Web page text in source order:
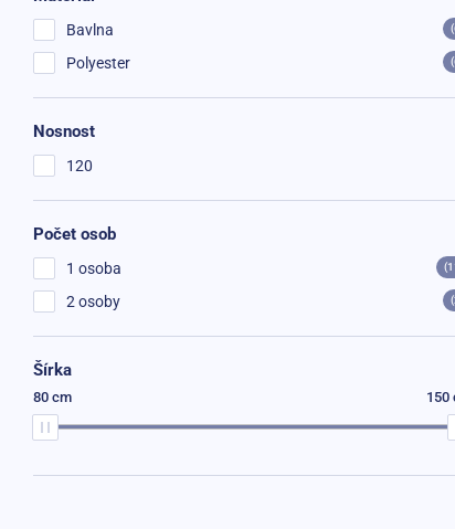
Bavlna
Polyester
Nosnost
120
Počet osob
1 osoba
2 osoby
Šírka
80 cm 150